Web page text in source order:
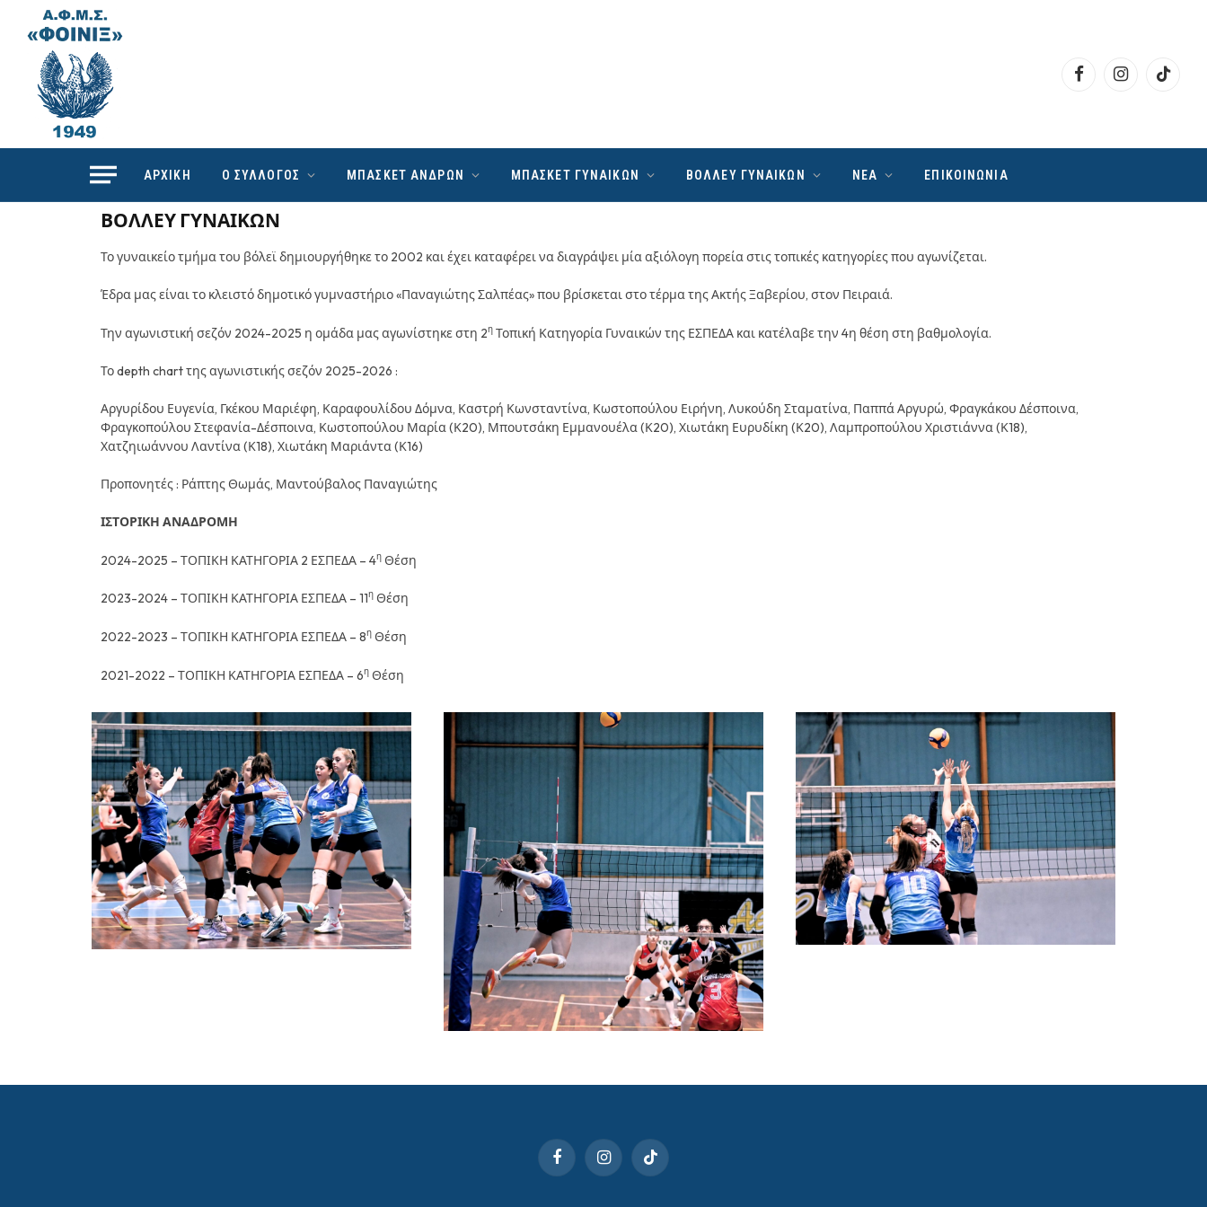
FacebookInstagramTikTok
ΑΡΧΙΚΗ Ο ΣΥΛΛΟΓΟΣ ΜΠΑΣΚΕΤ ΑΝΔΡΩΝ ΜΠΑΣΚΕΤ ΓΥΝΑΙΚΩΝ ΒΟΛΛΕΥ ΓΥΝΑΙΚΩΝ ΝΕΑ ΕΠΙΚΟΙΝΩΝΙΑ
ΒΟΛΛΕΥ ΓΥΝΑΙΚΩΝ
Το γυναικείο τμήμα του βόλεϊ δημιουργήθηκε το 2002 και έχει καταφέρει να διαγράψει μία αξιόλογη πορεία στις τοπικές κατηγορίες που αγωνίζεται.
Έδρα μας είναι το κλειστό δημοτικό γυμναστήριο «Παναγιώτης Σαλπέας» που βρίσκεται στο τέρμα της Ακτής Ξαβερίου, στον Πειραιά.
Την αγωνιστική σεζόν 2024-2025 η ομάδα μας αγωνίστηκε στη 2η Τοπική Κατηγορία Γυναικών της ΕΣΠΕΔΑ και κατέλαβε την 4η θέση στη βαθμολογία.
Το depth chart της αγωνιστικής σεζόν 2025-2026 :
Αργυρίδου Ευγενία, Γκέκου Μαριέφη, Καραφουλίδου Δόμνα, Καστρή Κωνσταντίνα, Κωστοπούλου Ειρήνη, Λυκούδη Σταματίνα, Παππά Αργυρώ, Φραγκάκου Δέσποινα,
Φραγκοπούλου Στεφανία-Δέσποινα, Κωστοπούλου Μαρία (Κ20), Μπουτσάκη Εμμανουέλα (Κ20), Χιωτάκη Ευρυδίκη (Κ20), Λαμπροπούλου Χριστιάννα (Κ18),
Χατζηιωάννου Λαντίνα (Κ18), Χιωτάκη Μαριάντα (Κ16)
Προπονητές : Ράπτης Θωμάς, Μαντούβαλος Παναγιώτης
ΙΣΤΟΡΙΚΗ ΑΝΑΔΡΟΜΗ
2024-2025 – ΤΟΠΙΚΗ ΚΑΤΗΓΟΡΙΑ 2 ΕΣΠΕΔΑ – 4η Θέση
2023-2024 – ΤΟΠΙΚΗ ΚΑΤΗΓΟΡΙΑ ΕΣΠΕΔΑ – 11η Θέση
2022-2023 – ΤΟΠΙΚΗ ΚΑΤΗΓΟΡΙΑ ΕΣΠΕΔΑ – 8η Θέση
2021-2022 – ΤΟΠΙΚΗ ΚΑΤΗΓΟΡΙΑ ΕΣΠΕΔΑ – 6η Θέση
FacebookInstagramTikTok